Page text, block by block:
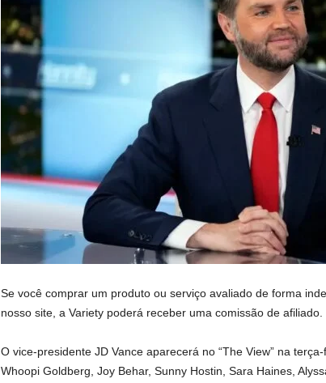
Se você comprar um produto ou serviço avaliado de forma
nosso site, a Variety poderá receber uma comissão de afiliado.
O vice-presidente JD Vance aparecerá no “The View” na
Whoopi Goldberg, Joy Behar, Sunny Hostin, Sara Haines,